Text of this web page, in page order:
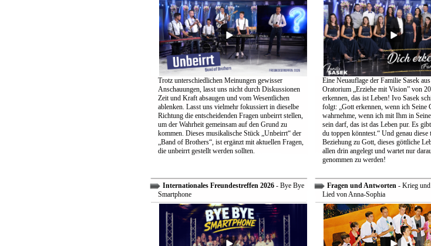
Trotz unterschiedlichen Meinungen gewisser
Anschauungen, lasst uns nicht durch Diskussionen
Zeit und Kraft absaugen und vom Wesentlichen
ablenken. Lasst uns vielmehr fokussiert in dieselbe
Richtung die entscheidenden Fragen unbeirrt stellen,
um der Wahrheit gemeinsam auf den Grund zu
kommen. Dieses musikalische Stück „Unbeirrt“ der
„Band of Brothers“, ist ergänzt mit aktuellen Fragen,
die unbeirrt gestellt werden sollten.
Eine Neuauflage der Familie Sasek
Oratorium „Erziehe mit Vision” von
erkennen, das ist Leben! Ivo Sasek
folgt: „Gott erkennen, wenn ich Seine
wahrnehme, wenn ich mit Ihm in
sein darf, das ist das Leben pur. Es
du toppen könntest.“ Und genau diese
Beziehung zu Gott, dieses göttliche
allen drin angelegt und wartet nur
genommen zu werden!
Internationales Freundestreffen 2026- Bye Bye
Smartphone
Fragen und Antworten- Krieg und
Lied von Anna-Sophia